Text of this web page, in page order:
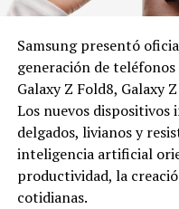
Samsung presentó
generación de
Galaxy Z Fold8, Galaxy
Los nuevos dispositivos
delgados, livianos y
inteligencia artificial
productividad, la
cotidianas.